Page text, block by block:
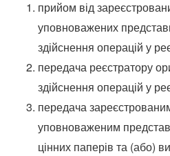
прийом від
уповноважених
здійснення операцій у
передача реєстратору
здійснення операцій у
передача
уповноваженим
цінних паперів та (або)